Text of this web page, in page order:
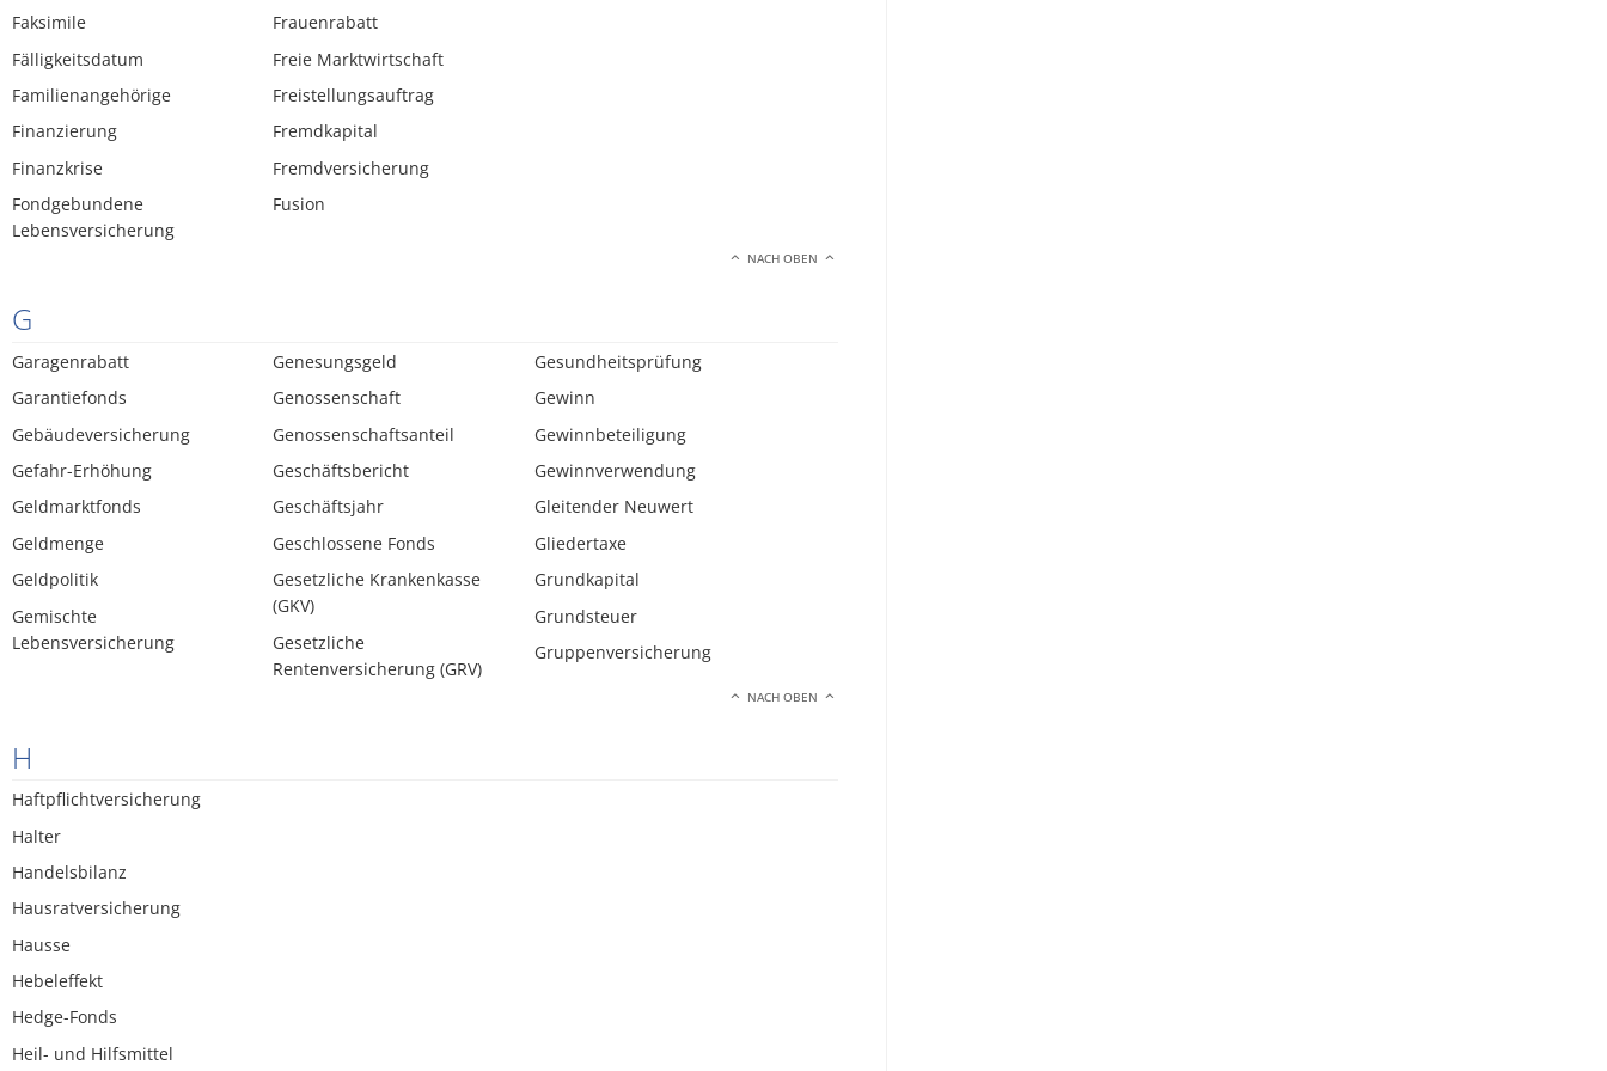
Faksimile
Fälligkeitsdatum
Familienangehörige
Finanzierung
Finanzkrise
Fondgebundene
Lebensversicherung
Frauenrabatt
Freie Marktwirtschaft
Freistellungsauftrag
Fremdkapital
Fremdversicherung
Fusion
NACH OBEN
G
Garagenrabatt
Garantiefonds
Gebäudeversicherung
Gefahr-Erhöhung
Geldmarktfonds
Geldmenge
Geldpolitik
Gemischte
Lebensversicherung
Genesungsgeld
Genossenschaft
Genossenschaftsanteil
Geschäftsbericht
Geschäftsjahr
Geschlossene Fonds
Gesetzliche Krankenkasse
(GKV)
Gesetzliche
Rentenversicherung (GRV)
Gesundheitsprüfung
Gewinn
Gewinnbeteiligung
Gewinnverwendung
Gleitender Neuwert
Gliedertaxe
Grundkapital
Grundsteuer
Gruppenversicherung
NACH OBEN
H
Haftpflichtversicherung
Halter
Handelsbilanz
Hausratversicherung
Hausse
Hebeleffekt
Hedge-Fonds
Heil- und Hilfsmittel